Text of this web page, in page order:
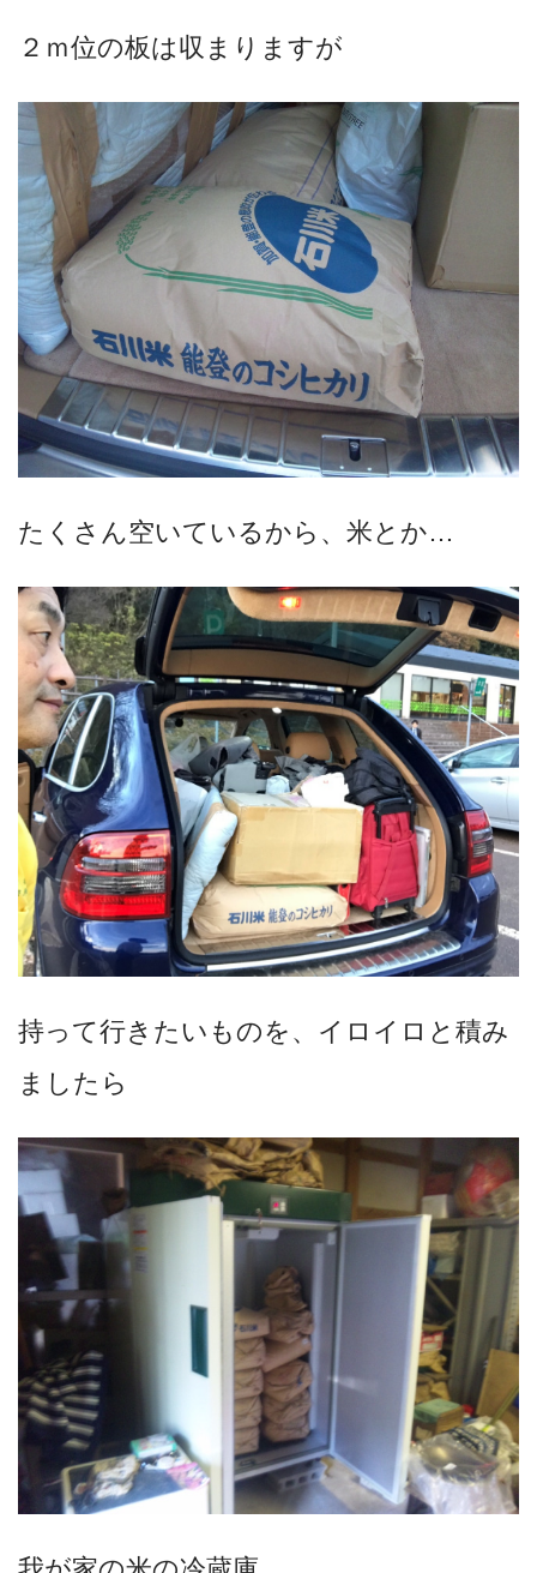
２ｍ位の板は収まりますが
たくさん空いているから、米とか…
持って行きたいものを、イロイロと積み
ましたら